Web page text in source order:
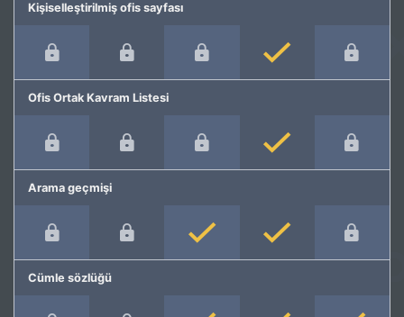
Kişiselleştirilmiş ofis sayfası
Ofis Ortak Kavram Listesi
Arama geçmişi
Cümle sözlüğü